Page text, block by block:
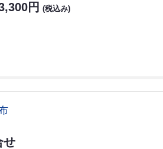
円 (税込み)
せ